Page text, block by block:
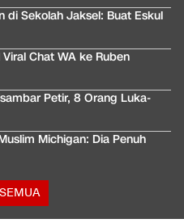
di Sekolah Jaksel: Buat Eskul
Chat WA ke Ruben
Petir, 8 Orang Luka-
Michigan: Dia Penuh